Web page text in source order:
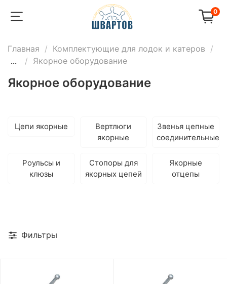
0
Главная
Комплектующие для лодок и катеров
...
Якорное оборудование
Якорное оборудование
Цепи якорные
Вертлюги
якорные
Звенья цепные
соединительные
Роульсы и
клюзы
Стопоры для
якорных цепей
Якорные
отцепы
Фильтры